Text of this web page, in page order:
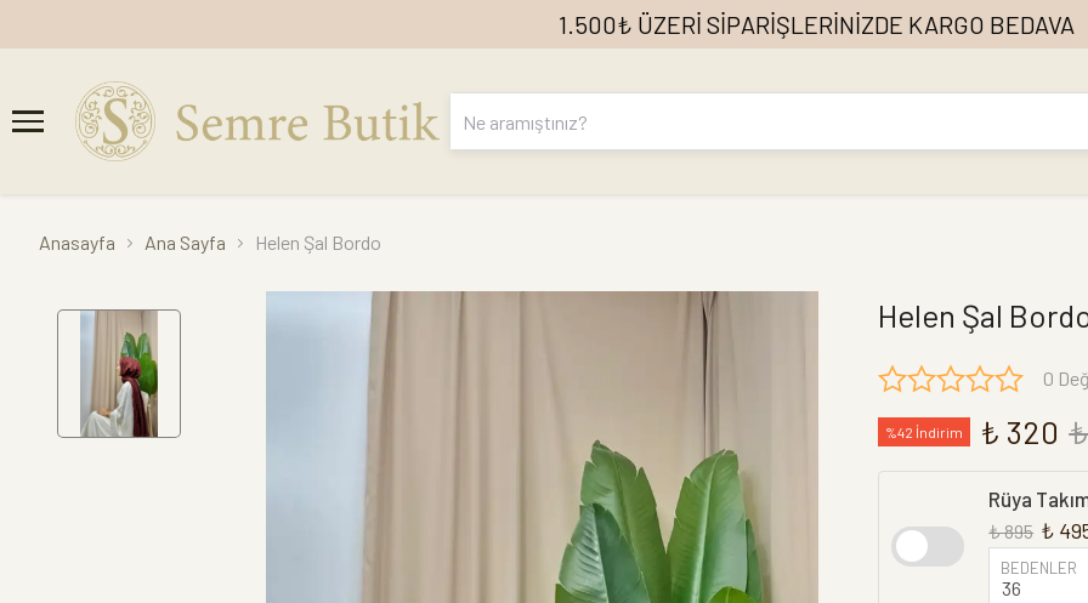
1.500₺ ÜZERİ SİPARİŞLERİNİZDE KARGO BEDAVA
Anasayfa Ana Sayfa Helen Şal Bordo
Helen Şal
0
%42 İndirim ₺ 320
Rüya
₺ 895 ₺
BEDENLER